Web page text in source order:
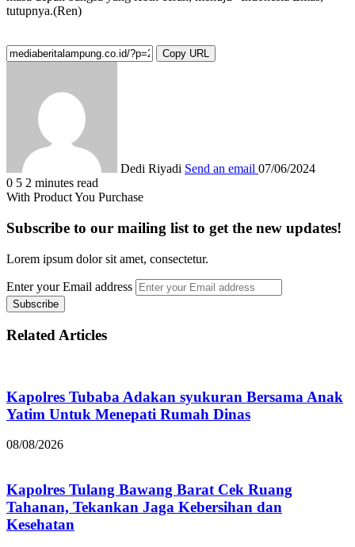
tutupnya.(Ren)
Copy URL
Dedi Riyadi Send an email 07/06/2024
0 5 2 minutes read
With Product You Purchase
Subscribe to our mailing list to get the new updates!
Lorem ipsum dolor sit amet, consectetur.
Enter your Email address
Related Articles
Kapolres Tubaba Adakan syukuran Bersama Anak
Yatim Untuk Menepati Rumah Dinas
08/08/2026
Kapolres Tulang Bawang Barat Cek Ruang
Tahanan, Tekankan Jaga Kebersihan dan
Kesehatan